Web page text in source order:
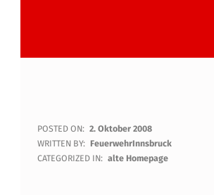
F
E
POSTED ON: 2. Oktober 2008
WRITTEN BY: FeuerwehrInnsbruck
CATEGORIZED IN: alte Homepage